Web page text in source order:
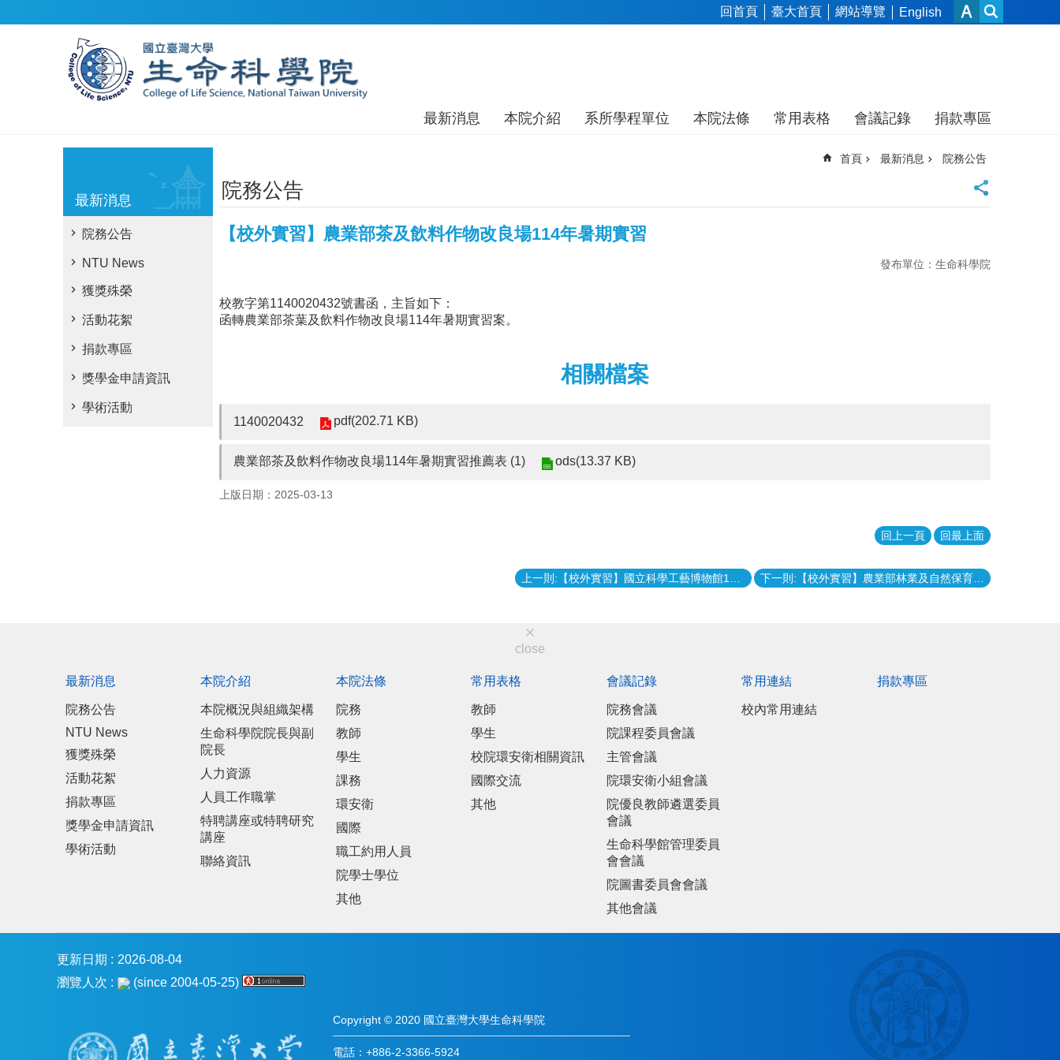
回首頁 臺大首頁 網站導覽 English
最新消息 本院介紹 系所學程單位 本院法條 常用表格 會議記錄 捐款專區
最新消息
院務公告
NTU News
獲獎殊榮
活動花絮
捐款專區
獎學金申請資訊
學術活動
首頁 最新消息 院務公告
院務公告
【校外實習】農業部茶及飲料作物改良場114年暑期實習
發布單位：生命科學院
校教字第1140020432號書函，主旨如下：
函轉農業部茶葉及飲料作物改良場114年暑期實習案。
相關檔案
1140020432 pdf(202.71 KB)
農業部茶及飲料作物改良場114年暑期實習推薦表 (1) ods(13.37 KB)
上版日期：2025-03-13
回上一頁 回最上面
close
最新消息
院務公告
NTU News
獲獎殊榮
活動花絮
捐款專區
獎學金申請資訊
學術活動
本院介紹
本院概況與組織架構
生命科學院院長與副
院長
人力資源
人員工作職掌
特聘講座或特聘研究
講座
聯絡資訊
本院法條
院務
教師
學生
課務
環安衛
國際
職工約用人員
院學士學位
其他
常用表格
教師
學生
校院環安衛相關資訊
國際交流
其他
會議記錄
院務會議
院課程委員會議
主管會議
院環安衛小組會議
院優良教師遴選委員
會議
生命科學館管理委員
會會議
院圖書委員會會議
其他會議
常用連結
校內常用連結
捐款專區
更新日期
2026-08-04
瀏覽人次
(since 2004-05-25)
Copyright © 2020 國立臺灣大學生命科學院
電話：+886-2-3366-5924